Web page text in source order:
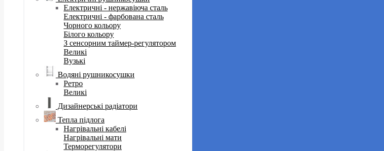
Електричні - нержавіюча сталь
Електричні - фарбована сталь
Чорного кольору
Білого кольору
З сенсорним таймер-регулятором
Великі
Вузькі
Водяні рушникосушки
Ретро
Великі
Дизайнерські радіатори
Тепла підлога
Нагрівальні кабелі
Нагрівальні мати
Терморегулятори